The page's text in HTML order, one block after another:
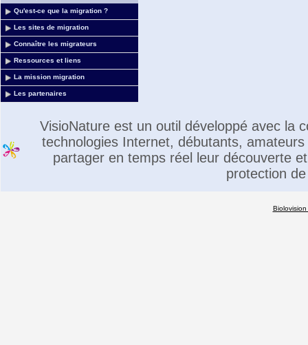
Qu'est-ce que la migration ?
Les sites de migration
Connaître les migrateurs
Ressources et liens
La mission migration
Les partenaires
VisioNature est un outil développé avec la
technologies Internet, débutants,
partager en temps réel leur découverte
protection
Biolovision